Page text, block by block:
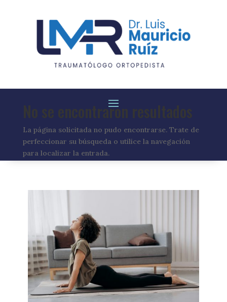
No se encontraron resultados
La página solicitada no pudo encontrarse. Trate de
perfeccionar su búsqueda o utilice la navegación
para localizar la entrada.